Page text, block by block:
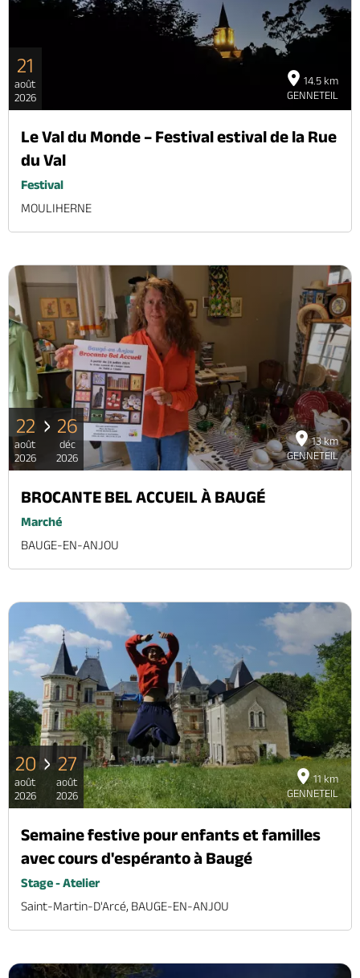
14.5 km
GENNETEIL
21
août
2026
Le Val du Monde – Festival estival de la Rue
du Val
Festival
MOULIHERNE
13 km
GENNETEIL
22
août
2026
26
déc
2026
BROCANTE BEL ACCUEIL À BAUGÉ
Marché
BAUGE-EN-ANJOU
11 km
GENNETEIL
20
août
2026
27
août
2026
Semaine festive pour enfants et familles
avec cours d'espéranto à Baugé
Stage - Atelier
Saint-Martin-D'Arcé, BAUGE-EN-ANJOU